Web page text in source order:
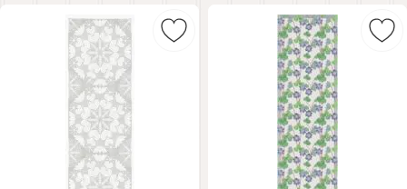
produktlista
Markera löpare Hjärtbo 35 x 120